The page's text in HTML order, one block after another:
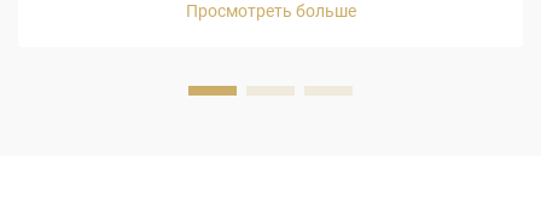
Гель-лак «Кошачий глаз» содержит специальную
Просмотреть больше